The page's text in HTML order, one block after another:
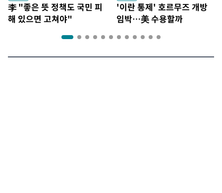
李 "좋은 뜻 정책도 국민 피
해 있으면 고쳐야"
'이란 통제' 호르무즈 개방
임박…美 수용할까